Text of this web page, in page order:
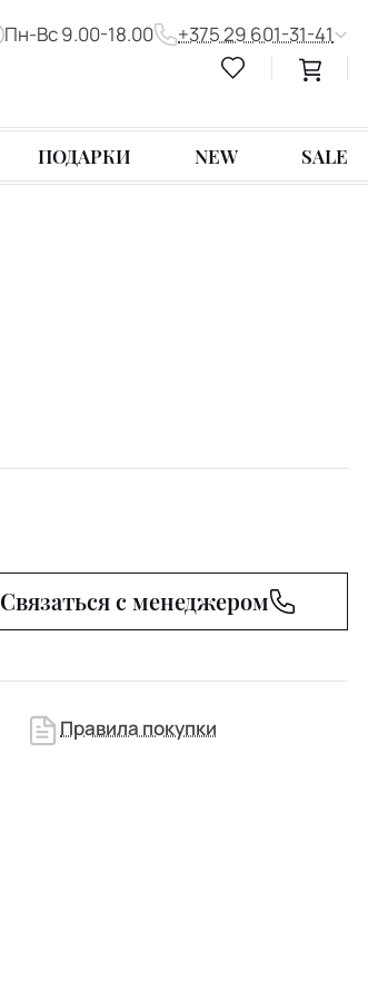
Пн-Вс 9.00-18.00 +375 29 601-31-41
ПОДАРКИ NEW SALE
Связаться с менеджером
Правила покупки